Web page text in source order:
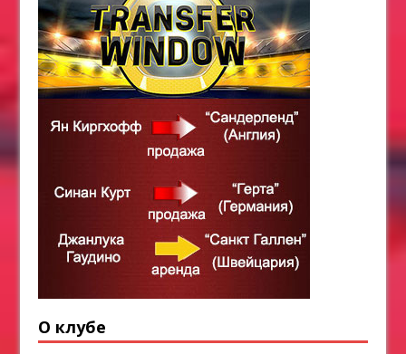
О клубе